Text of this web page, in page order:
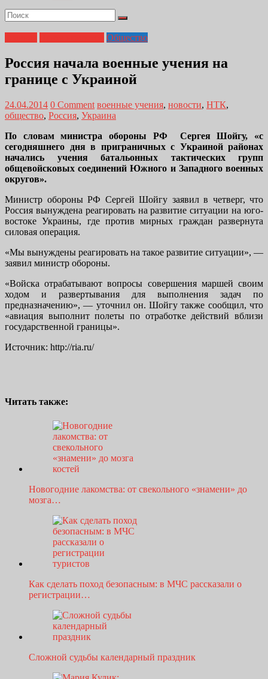
Общество
Россия начала военные учения на
границе с Украиной
24.04.2014 0 Comment военные учения, новости, НТК,
общество, Россия, Украина
По словам министра обороны РФ Сергея Шойгу, «с
сегодняшнего дня в приграничных с Украиной районах
начались учения батальонных тактических групп
общевойсковых соединений Южного и Западного военных
округов».
Министр обороны РФ Сергей Шойгу заявил в четверг, что
Россия вынуждена реагировать на развитие ситуации на юго-
востоке Украины, где против мирных граждан развернута
силовая операция.
«Мы вынуждены реагировать на такое развитие ситуации», —
заявил министр обороны.
«Войска отрабатывают вопросы совершения маршей своим
ходом и развертывания для выполнения задач по
предназначению», — уточнил он. Шойгу также сообщил, что
«авиация выполнит полеты по отработке действий вблизи
государственной границы».
Источник: http://ria.ru/
Читать также:
Новогодние лакомства: от свекольного «знамени» до
мозга…
Как сделать поход безопасным: в МЧС рассказали о
регистрации…
Сложной судьбы календарный праздник